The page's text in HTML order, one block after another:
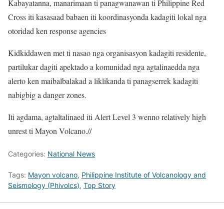
Kabayatanna, manarimaan ti panagwanawan ti Philippine Red
Cross iti kasasaad babaen iti koordinasyonda kadagiti lokal nga
otoridad ken response agencies
Kidkiddawen met ti nasao nga organisasyon kadagiti residente,
partilukar dagiti apektado a komunidad nga agtalinaedda nga
alerto ken maibalbalakad a liklikanda ti panagserrek kadagiti
nabigbig a danger zones.
Iti agdama, agtaltalinaed iti Alert Level 3 wenno relatively high
unrest ti Mayon Volcano.//
Categories: National News
Tags: Mayon volcano, Philippine Institute of Volcanology and
Seismology (Phivolcs), Top Story